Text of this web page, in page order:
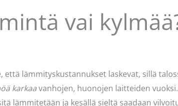
vai
lämmityskustannukset laskevat, sillä
karkaavanhojen, huonojen laitteiden
lämmitetään ja kesällä sieltä saadaan